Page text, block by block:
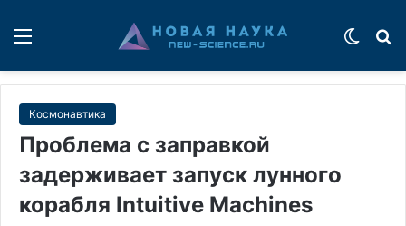
Космонавтика
Проблема с заправкой
задерживает запуск лунного
корабля Intuitive Machines